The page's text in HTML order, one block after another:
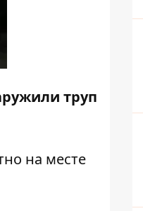
труп
на месте